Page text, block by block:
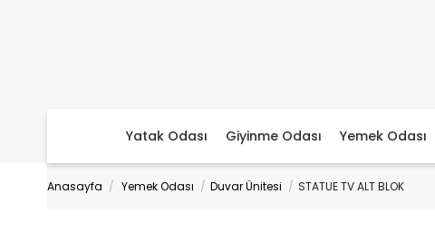
Yatak Odası Giyinme Odası Yemek Odası
Anasayfa Yemek Odası Duvar Ünitesi STATUE TV ALT BLOK